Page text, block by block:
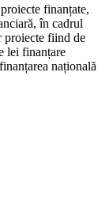
finanțate,
în cadrul
proiecte fiind de
lei finanțare
națională